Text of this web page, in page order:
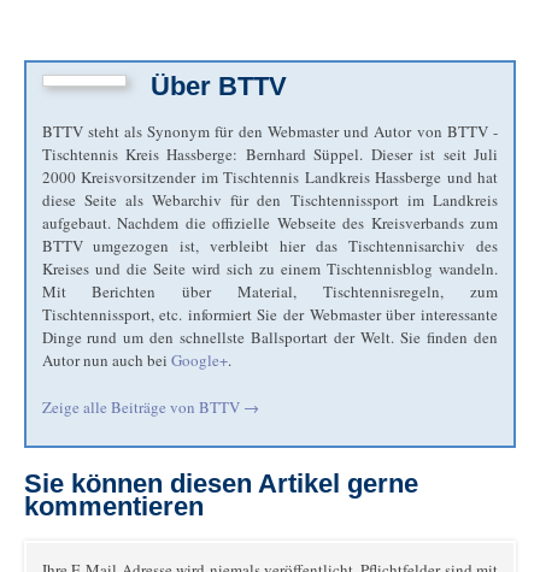
Über BTTV
BTTV steht als Synonym für den Webmaster und Autor von BTTV -
Tischtennis Kreis Hassberge: Bernhard Süppel. Dieser ist seit Juli
2000 Kreisvorsitzender im Tischtennis Landkreis Hassberge und hat
diese Seite als Webarchiv für den Tischtennissport im Landkreis
aufgebaut. Nachdem die offizielle Webseite des Kreisverbands zum
BTTV umgezogen ist, verbleibt hier das Tischtennisarchiv des
Kreises und die Seite wird sich zu einem Tischtennisblog wandeln.
Mit Berichten über Material, Tischtennisregeln, zum
Tischtennissport, etc. informiert Sie der Webmaster über interessante
Dinge rund um den schnellste Ballsportart der Welt. Sie finden den
Autor nun auch bei Google+.
Zeige alle Beiträge von BTTV →
Sie können diesen Artikel gerne
kommentieren